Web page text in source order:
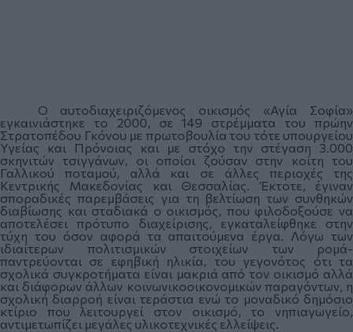
Ο αυτοδιαχειριζόμενος οικισμός «Αγία Σοφία»
εγκαινιάστηκε το 2000, σε 149 στρέμματα του πρώην
Στρατοπέδου Γκόνου με πρωτοβουλία του τότε υπουργείου
Υγείας και Πρόνοιας και με στόχο την στέγαση 3.000
σκηνιτών τσιγγάνων, οι οποίοι ζούσαν στην κοίτη του
Γαλλικού ποταμού, αλλά και σε άλλες περιοχές της
Κεντρικής Μακεδονίας και Θεσσαλίας. Έκτοτε, έγιναν
σποραδικές παρεμβάσεις για τη βελτίωση των συνθηκών
διαβίωσης και σταδιακά ο οικισμός, που φιλοδοξούσε να
αποτελέσει πρότυπο διαχείρισης, εγκαταλείφθηκε στην
τύχη του όσον αφορά τα απαιτούμενα έργα. Λόγω των
ιδιαίτερων πολιτισμικών στοιχείων των ρομά-
παντρεύονται σε εφηβική ηλικία, του γεγονότος ότι τα
σχολικά συγκροτήματα είναι μακριά από τον οικισμό αλλά
και διάφορων άλλων κοινωνικοοικονομικών παραγόντων, η
σχολική διαρροή είναι τεράστια ενώ το μοναδικό δημόσιο
κτίριο που λειτουργεί στον οικισμό, το νηπιαγωγείο,
αντιμετωπίζει μεγάλες υλικοτεχνικές ελλείψεις.